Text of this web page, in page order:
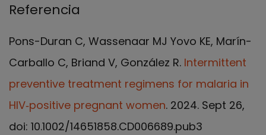
Referencia
Pons-Duran C, Wassenaar MJ Yovo KE, Marín-
Carballo C, Briand V, González R. Intermittent
preventive treatment regimens for malaria in
HIV‐positive pregnant women. 2024. Sept 26,
doi: 10.1002/14651858.CD006689.pub3